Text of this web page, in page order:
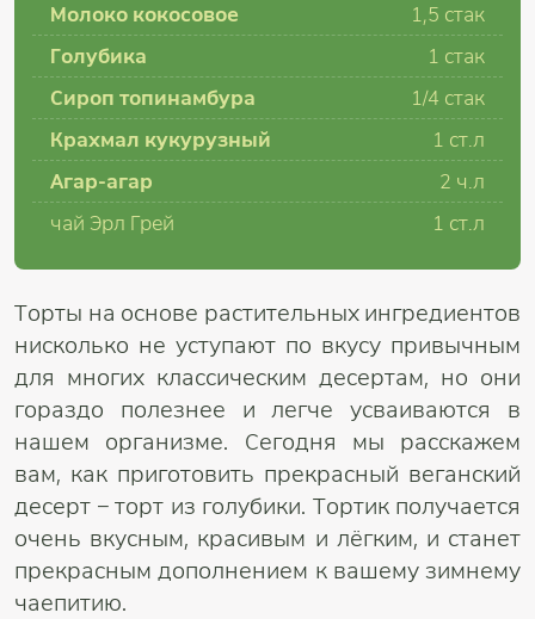
Молоко кокосовое
1,5 стак
Голубика
1 стак
Сироп топинамбура
1/4 стак
Крахмал кукурузный
1 ст.л
Агар-агар
2 ч.л
чай Эрл Грей
1 ст.л
Торты на основе растительных ингредиентов
нисколько не уступают по вкусу привычным
для многих классическим десертам, но они
гораздо полезнее и легче усваиваются в
нашем организме. Сегодня мы расскажем
вам, как приготовить прекрасный веганский
десерт – торт из голубики. Тортик получается
очень вкусным, красивым и лёгким, и станет
прекрасным дополнением к вашему зимнему
чаепитию.